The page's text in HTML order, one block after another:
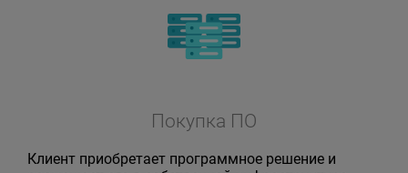
Покупка ПО
Клиент приобретает программное решение и